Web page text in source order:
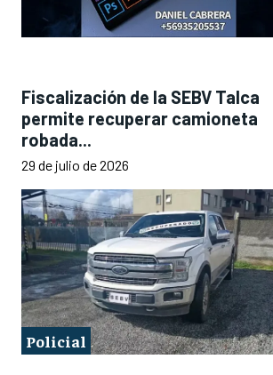
Fiscalización de la SEBV Talca
permite recuperar camioneta
robada...
29 de julio de 2026
Policial